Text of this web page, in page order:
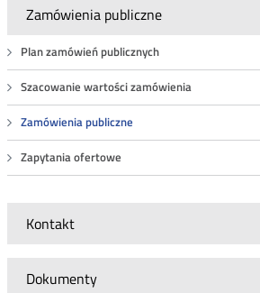
Zamówienia publiczne
Plan zamówień publicznych
Szacowanie wartości zamówienia
Zamówienia publiczne
Zapytania ofertowe
Kontakt
Dokumenty